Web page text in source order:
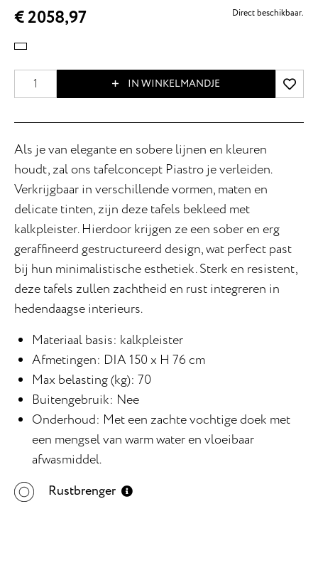
€ 2058,97 Direct beschikbaar.
IN WINKELMANDJE
Als je van elegante en sobere lijnen en kleuren
houdt, zal ons tafelconcept Piastro je verleiden.
Verkrijgbaar in verschillende vormen, maten en
delicate tinten, zijn deze tafels bekleed met
kalkpleister. Hierdoor krijgen ze een sober en erg
geraffineerd gestructureerd design, wat perfect past
bij hun minimalistische esthetiek. Sterk en resistent,
deze tafels zullen zachtheid en rust integreren in
hedendaagse interieurs.
Materiaal basis: kalkpleister
Afmetingen: DIA 150 x H 76 cm
Max belasting (kg): 70
Buitengebruik: Nee
Onderhoud: Met een zachte vochtige doek met
een mengsel van warm water en vloeibaar
afwasmiddel.
Rustbrenger